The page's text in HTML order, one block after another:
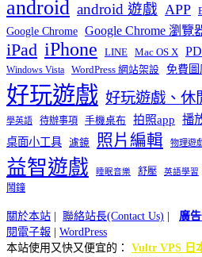
android android 遊戲 APP
Google Chrome Google Chrome 瀏覽
iPad iPhone LINE Mac OS X
Windows Vista WordPress 網站架設 免費圖
好玩遊戲 好玩遊戲、休
學英語 待辦事項 手機桌布 拍照app 播
桌面小工具 濾鏡 照片編輯 物理遊
益智遊戲 睡眠音樂 舒壓 英語學習
鬧鐘
關於本站 聯絡站長(Contact Us) 廣
閱電子報
WordPress
本站使用又快又便宜的： Vultr VPS 日